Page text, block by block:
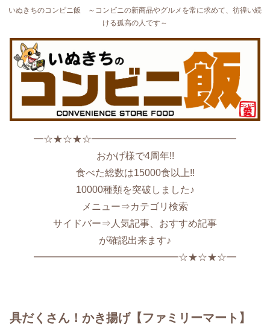
いぬきちのコンビニ飯 ～コンビニの新商品やグルメを常に求めて、彷徨い続
ける孤高の人です～
━☆★☆★☆━━━━━━━━━━━━━━━
おかげ様で4周年!!
食べた総数は15000食以上!!
10000種類を突破しました♪
メニュー⇒カテゴリ検索
サイドバー⇒人気記事、おすすめ記事
が確認出来ます♪
━━━━━━━━━━━━━━━☆★☆★☆━
具だくさん！かき揚げ【ファミリーマート】